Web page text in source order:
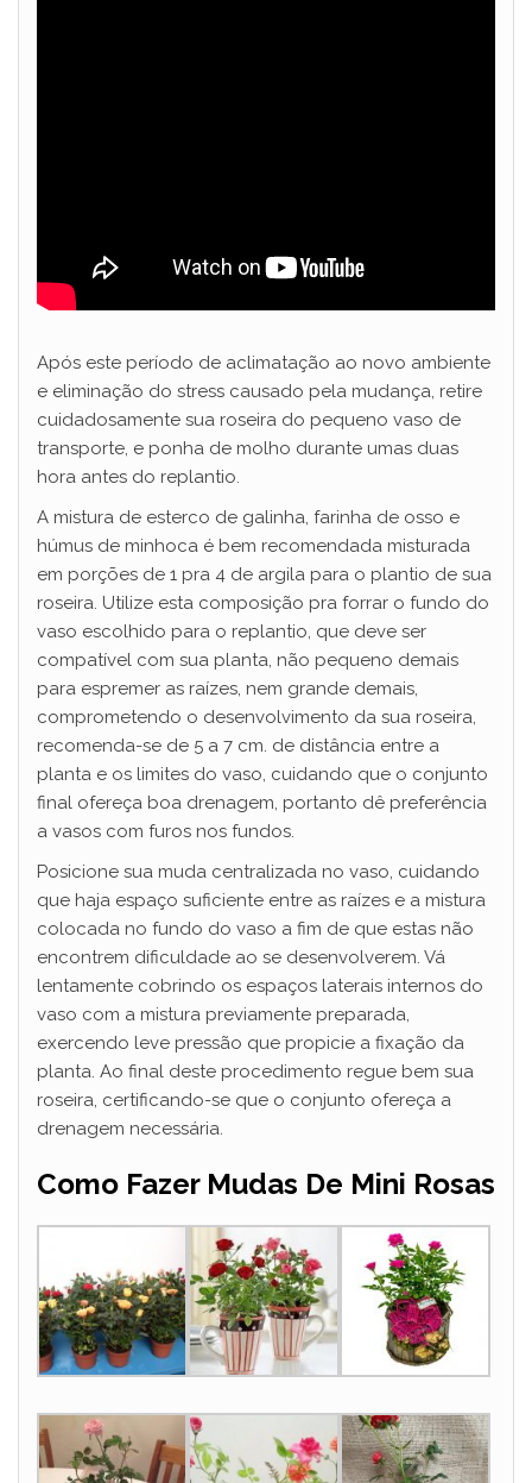
Após este período de aclimatação ao novo ambiente
e eliminação do stress causado pela mudança, retire
cuidadosamente sua roseira do pequeno vaso de
transporte, e ponha de molho durante umas duas
hora antes do replantio.
A mistura de esterco de galinha, farinha de osso e
húmus de minhoca é bem recomendada misturada
em porções de 1 pra 4 de argila para o plantio de sua
roseira. Utilize esta composição pra forrar o fundo do
vaso escolhido para o replantio, que deve ser
compatível com sua planta, não pequeno demais
para espremer as raízes, nem grande demais,
comprometendo o desenvolvimento da sua roseira,
recomenda-se de 5 a 7 cm. de distância entre a
planta e os limites do vaso, cuidando que o conjunto
final ofereça boa drenagem, portanto dê preferência
a vasos com furos nos fundos.
Posicione sua muda centralizada no vaso, cuidando
que haja espaço suficiente entre as raízes e a mistura
colocada no fundo do vaso a fim de que estas não
encontrem dificuldade ao se desenvolverem. Vá
lentamente cobrindo os espaços laterais internos do
vaso com a mistura previamente preparada,
exercendo leve pressão que propicie a fixação da
planta. Ao final deste procedimento regue bem sua
roseira, certificando-se que o conjunto ofereça a
drenagem necessária.
Como Fazer Mudas De Mini Rosas